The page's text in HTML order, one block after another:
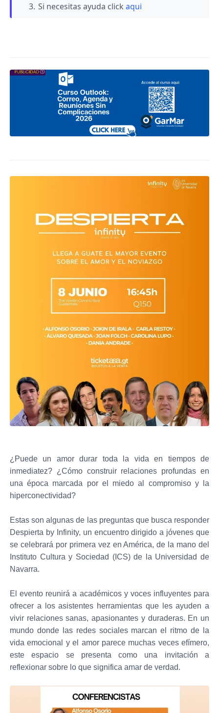
Si necesitas ayuda click aqui
¿Puede un amor durar toda la vida en tiempos de
inmediatez? ¿Cómo construir relaciones profundas en
una época marcada por el miedo al compromiso y la
hiperconectividad?
Estas son algunas de las preguntas que busca responder
Despierta by Infinity, un encuentro dirigido a jóvenes que
se celebrará por primera vez en América, de la mano del
Instituto Cultura y Sociedad (ICS) de la Universidad de
Navarra.
El evento reunirá a académicos y voces influyentes para
ofrecer a los asistentes herramientas que les ayuden a
vivir relaciones sanas, apasionantes y duraderas. En un
mundo donde las redes sociales marcan el ritmo de la
vida emocional y el amor parece muchas veces efímero,
este espacio se presenta como una invitación a
reflexionar sobre lo que significa amar de verdad.